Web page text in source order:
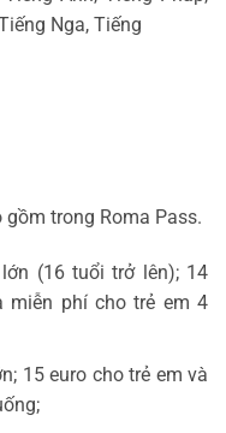
Nga, Tiếng
trong Roma Pass.
(16 tuổi trở lên); 14
miễn phí cho trẻ em 4
15 euro cho trẻ em và